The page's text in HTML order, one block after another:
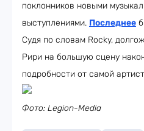
поклонников новыми
выступлениями. Последнее
Судя по словам Rocky,
Рири на большую сцену
подробности от самой
Фото: Legion-Media